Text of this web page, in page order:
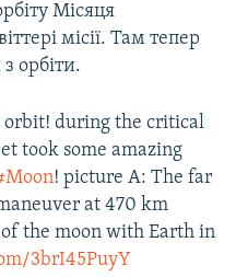
Місяця
місії. Там тепер
орбіти.
orbit! during the critical
took some amazing
! picture A: The far
at 470 km
the moon with Earth in
3brI45PuyY